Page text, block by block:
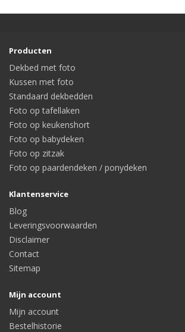
Producten
Dekbed met foto
Kussen met foto
Standaard dekbedden
Foto op tafellaken
Foto op keukenshort
Foto op babydeken
Foto op zitzak
Foto op paardendeken / ponydeken
Klantenservice
Blog
Leveringsvoorwaarden
Disclaimer
Contact
Sitemap
Mijn account
Mijn account
Bestelhistorie